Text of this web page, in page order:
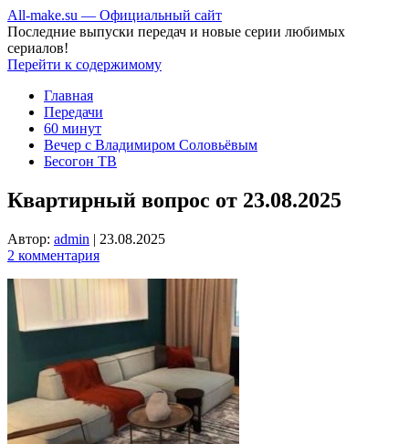
All-make.su — Официальный сайт
Последние выпуски передач и новые серии любимых
сериалов!
Перейти к содержимому
Главная
Передачи
60 минут
Вечер с Владимиром Соловьёвым
Бесогон ТВ
Квартирный вопрос от 23.08.2025
Автор: admin | 23.08.2025
2 комментария